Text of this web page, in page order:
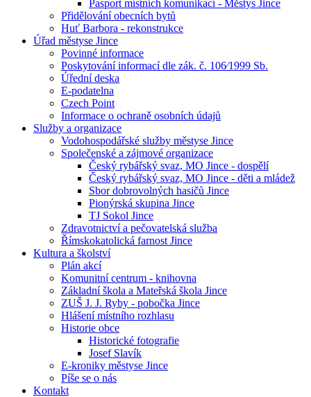
Pasport místních komunikací - Městys Jince
Přidělování obecních bytů
Huť Barbora - rekonstrukce
Úřad městyse Jince
Povinné informace
Poskytování informací dle zák. č. 106⁄1999 Sb.
Úřední deska
E-podatelna
Czech Point
Informace o ochraně osobních údajů
Služby a organizace
Vodohospodářské služby městyse Jince
Společenské a zájmové organizace
Český rybářský svaz, MO Jince - dospělí
Český rybářský svaz, MO Jince - děti a mládež
Sbor dobrovolných hasičů Jince
Pionýrská skupina Jince
TJ Sokol Jince
Zdravotnictví a pečovatelská služba
Římskokatolická farnost Jince
Kultura a školství
Plán akcí
Komunitní centrum - knihovna
Základní škola a Mateřská škola Jince
ZUŠ J. J. Ryby - pobočka Jince
Hlášení místního rozhlasu
Historie obce
Historické fotografie
Josef Slavík
E-kroniky městyse Jince
Píše se o nás
Kontakt